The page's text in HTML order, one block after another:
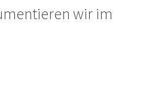
wir im